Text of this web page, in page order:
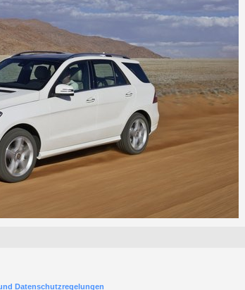
Datenschutzregelungen